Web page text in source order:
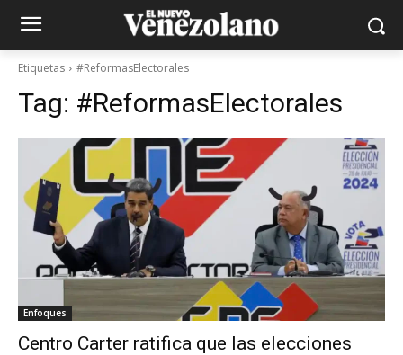
Etiquetas #ReformasElectorales
Tag: #ReformasElectorales
Enfoques
Centro Carter ratifica que las elecciones